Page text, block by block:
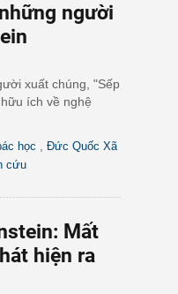
người
xuất chúng, "Sếp
ích về nghệ
học Đức Quốc Xã
cứu
Mất
hiện ra